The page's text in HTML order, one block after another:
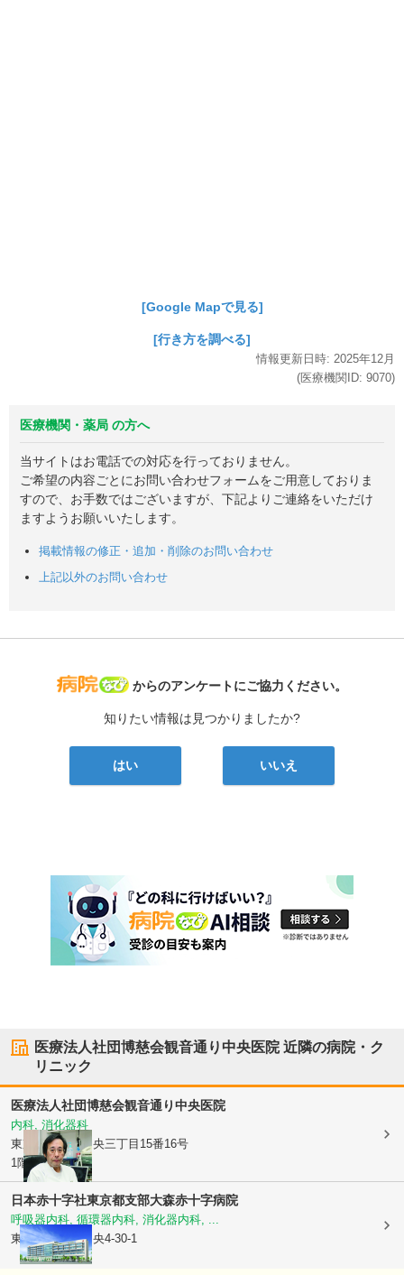
[Google Mapで見る]
[行き方を調べる]
情報更新日時: 2025年12月
(医療機関ID: 9070)
医療機関・薬局 の方へ
当サイトはお電話での対応を行っておりません。
ご希望の内容ごとにお問い合わせフォームをご用意しておりま
すので、お手数ではございますが、下記よりご連絡をいただけ
ますようお願いいたします。
掲載情報の修正・追加・削除のお問い合わせ
上記以外のお問い合わせ
病院なび
からのアンケートにご協力ください。
知りたい情報は見つかりましたか?
はい いいえ
医療法人社団博慈会観音通り中央医院近隣の病院・ク
リニック
医療法人社団博慈会観音通り中央医院
内科, 消化器科
東京都大田区中央三丁目15番16号
1階・2階
日本赤十字社東京都支部大森赤十字病院
呼吸器内科, 循環器内科, 消化器内科, ...
東京都大田区中央4-30-1